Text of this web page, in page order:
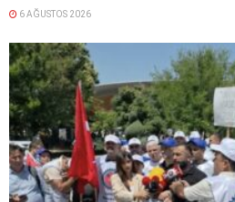
6 AĞUSTOS 2026